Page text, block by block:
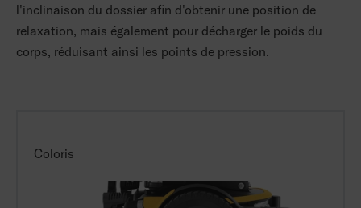
l'inclinaison du dossier afin d'obtenir une position de
relaxation, mais également pour décharger le poids du
corps, réduisant ainsi les points de pression.
Coloris